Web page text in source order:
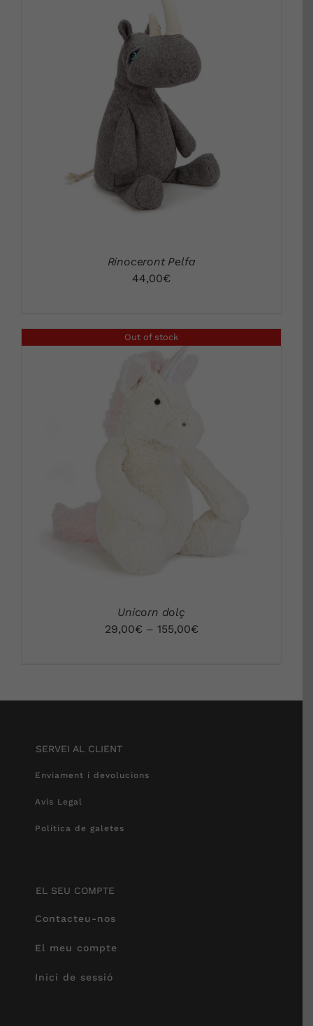
DETALLS
Rinoceront Pelfa
44,00€
Out of stock
Unicorn dolç
29,00€– 155,00€
SERVEI AL CLIENT
Enviament i devolucions
Avís Legal
Política de galetes
EL SEU COMPTE
Contacteu-nos
El meu compte
Inici de sessió